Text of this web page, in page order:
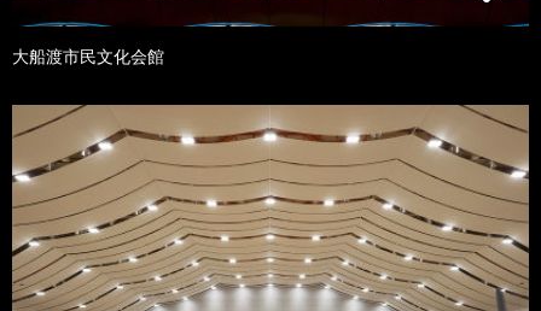
大船渡市民文化会館